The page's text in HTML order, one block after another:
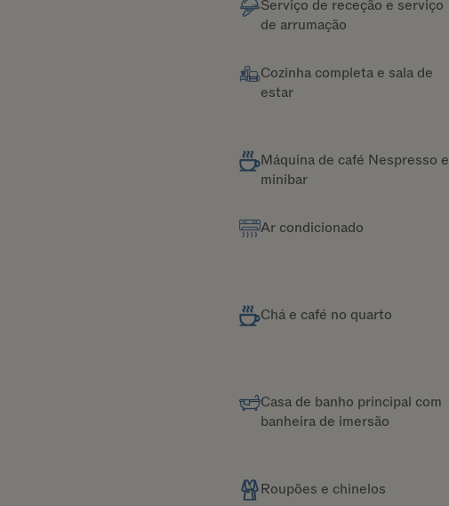
Serviço de receção e serviço
de arrumação
Cozinha completa e sala de
estar
Máquina de café Nespresso e
minibar
Ar condicionado
Chá e café no quarto
Casa de banho principal com
banheira de imersão
Roupões e chinelos